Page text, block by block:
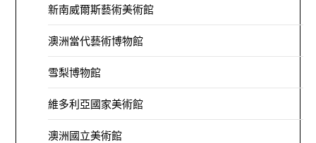
新南威爾斯藝術美術館
澳洲當代藝術博物館
雪梨博物館
維多利亞國家美術館
澳洲國立美術館